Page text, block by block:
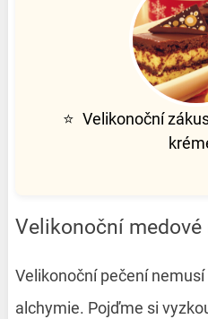
⭐ Velikonoční
Velikonoční medové
Velikonoční pečení
alchymie. Pojďme si